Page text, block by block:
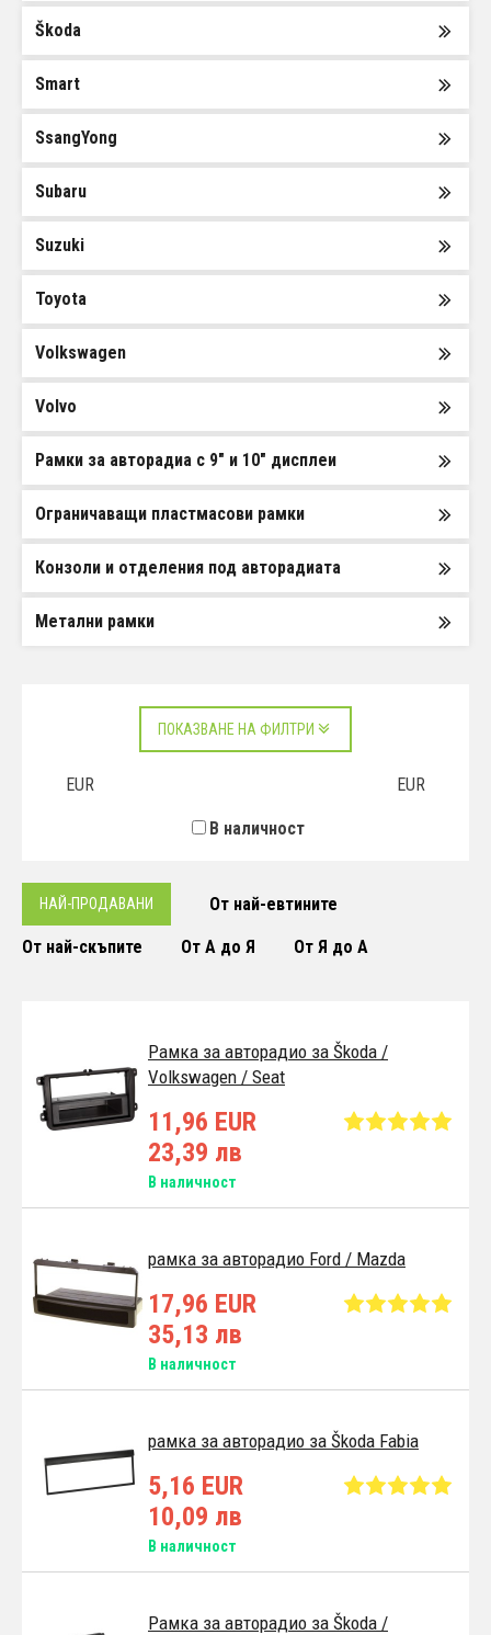
Škoda
Smart
SsangYong
Subaru
Suzuki
Toyota
Volkswagen
Volvo
Рамки за авторадиа с 9" и 10" дисплеи
Ограничаващи пластмасови рамки
Конзоли и отделения под авторадиата
Метални рамки
ПОКАЗВАНЕ НА ФИЛТРИ
EUR EUR
В наличност
НАЙ-ПРОДАВАНИ От най-евтините
От най-скъпите От А до Я От Я до А
Pамка за авторадио за Škoda /
Volkswagen / Seat
11,96 EUR
23,39 лв
В наличност
рамка за авторадио Ford / Mazda
17,96 EUR
35,13 лв
В наличност
рамка за aвторадио за Škoda Fabia
5,16 EUR
10,09 лв
В наличност
Pамка за авторадио за Škoda /